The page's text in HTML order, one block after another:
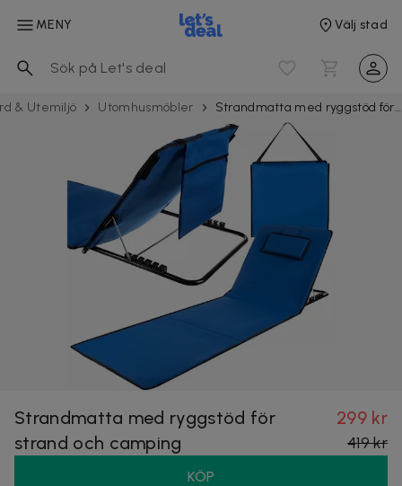
MENY Välj stad
& Utemiljö Utomhusmöbler Strandmatta med ryggstöd för strand och camping
Strandmatta med ryggstöd för
strand och camping
299 kr
419 kr
KÖP